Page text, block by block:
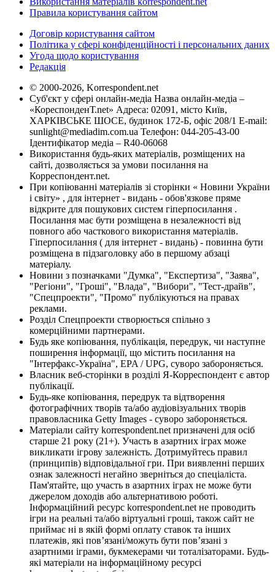
Правила користування сайтом
Договір користування сайтом
Політика у сфері конфіденційності і персональних даних
Угода щодо користування
Редакція
© 2000-2026, Korrespondent.net
Суб'єкт у сфері онлайн-медіа Назва онлайн-медіа –
«КореспонденТ.net» Адреса: 02091, місто Київ,
ХАРКІВСЬКЕ ШОСЕ, будинок 172-Б, офіс 208/1 E-mail:
sunlight@mediadim.com.ua Телефон: 044-205-43-00
Ідентифікатор медіа – R40-06068
Використання будь-яких матеріалів, розміщених на
сайті, дозволяється за умови посилання на
Корреспондент.net.
При копіюванні матеріалів зі сторінки « Новини України
і світу» , для інтернет - видань - обов'язкове пряме
відкрите для пошукових систем гіперпосилання .
Посилання має бути розміщена в незалежності від
повного або часткового використання матеріалів.
Гіперпосилання ( для інтернет - видань) - повинна бути
розміщена в підзаголовку або в першому абзаці
матеріалу.
Новини з позначками "Думка", "Експертиза", "Заява",
"Регіони", "Гроші", "Влада", "Вибори", "Тест-драйв",
"Спецпроекти", "Промо" публікуються на правах
реклами.
Розділ Спецпроекти створюється спільно з
комерційними партнерами.
Будь яке копіювання, публікація, передрук, чи наступне
поширення інформації, що містить посилання на
"Інтерфакс-Україна", EPA / UPG, суворо забороняється.
Власник веб-сторінки в розділі Я-Корреспондент є автор
публікації.
Будь-яке копіювання, передрук та відтворення
фотографічних творів та/або аудіовізуальних творів
правовласника Getty Images - суворо забороняється.
Матеріали сайту korrespondent.net призначені для осіб
старше 21 року (21+). Участь в азартних іграх може
викликати ігрову залежність. Дотримуйтесь правил
(принципів) відповідальної гри. При виявленні перших
ознак залежності негайно зверніться до спеціаліста.
Пам'ятайте, що участь в азартних іграх не може бути
джерелом доходів або альтернативою роботі.
Інформаційний ресурс korrespondent.net не проводить
ігри на реальні та/або віртуальні гроші, також сайт не
приймає ні в якій формі оплату ставок та інших
платежів, які пов’язані/можуть бути пов’язані з
азартними іграми, букмекерами чи тоталізаторами. Будь-
які матеріали на інформаційному ресурсі